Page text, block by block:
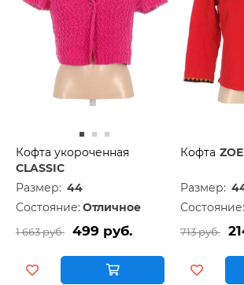
Кофта укороченная
CLASSIC
Размер: 44
Состояние: Отличное
1 663 руб. 499 руб.
Кофта ZOE
Размер:
Состояние:
713 руб.